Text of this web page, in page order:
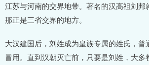
江苏与河南的交界地带。著名的汉高祖刘邦
那正是三省交界的地方。
大汉建国后，刘姓成为皇族专属的姓氏，普
冒用。直到汉朝灭亡前，只要是刘姓，大多